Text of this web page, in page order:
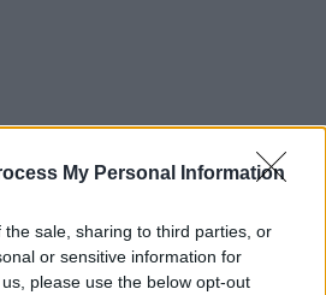
My Personal Information
sale, sharing to third parties, or
or sensitive information for
please use the below opt-out